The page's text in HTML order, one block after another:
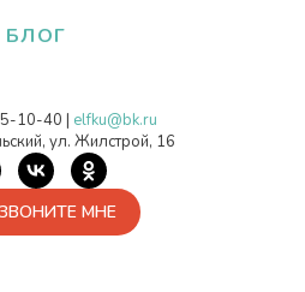
БЛОГ
10-40 | elfku@bk.ru
ул. Жилстрой, 16
МНЕ